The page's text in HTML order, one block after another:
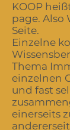
KOOP
page. Also
Seite.
Einzelne
Thema
einzelnen
und fast
einerseits